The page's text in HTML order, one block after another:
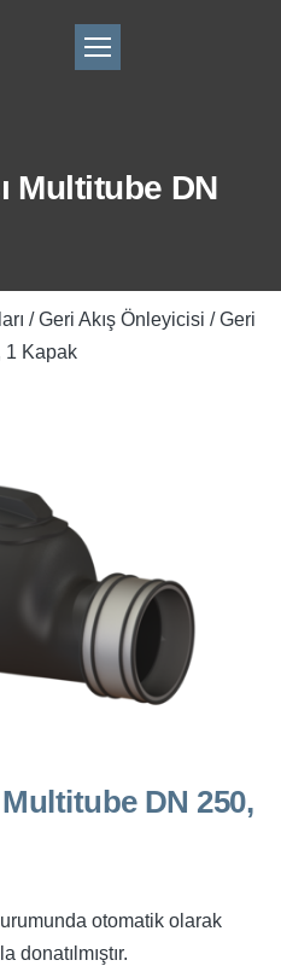
Multitube DN
/Geri Akış Önleyicisi / Geri
1 Kapak
Multitube DN 250,
otomatik olarak
donatılmıştır.